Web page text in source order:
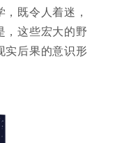
既令人着迷，
，这些宏大的野
实后果的意识形